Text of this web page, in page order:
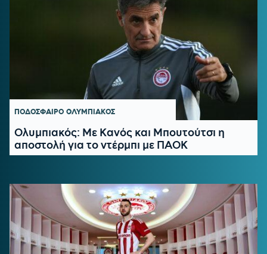
ΠΟΔΟΣΦΑΙΡΟ ΟΛΥΜΠΙΑΚΟΣ
Ολυμπιακός: Με Κανός και Μπουτούτσι η
αποστολή για το ντέρμπι με ΠΑΟΚ